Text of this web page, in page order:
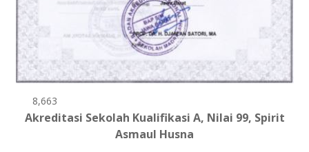
8,663
Akreditasi Sekolah Kualifikasi A, Nilai 99, Spirit
Asmaul Husna